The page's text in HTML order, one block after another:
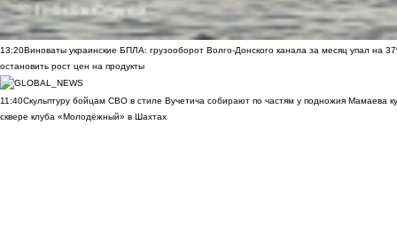
13:20Виноваты украинские БПЛА: грузооборот Волго-Донского канала за месяц упал на
остановить рост цен на продукты
11:40Скульптуру бойцам СВО в стиле Вучетича собирают по частям у подножия Мамаева
сквере клуба «Молодёжный» в Шахтах